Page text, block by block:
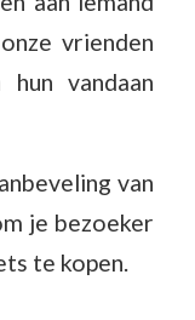
vrienden
vandaan
van
je bezoeker
te kopen.